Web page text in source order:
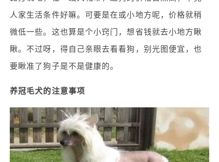
人家生活条件好嘛。可要是在或小地方呢，价格就稍
微低一些。这也算是个小窍门，想省钱就去小地方瞅
瞅。不过呀，得自己亲眼去看看狗，别光图便宜，也
要瞅准了狗子是不是健康的。
养冠毛犬的注意事项